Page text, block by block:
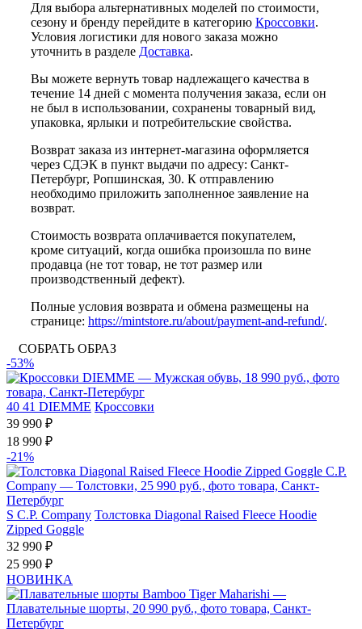
Для выбора альтернативных моделей по стоимости,
сезону и бренду перейдите в категорию Кроссовки.
Условия логистики для нового заказа можно
уточнить в разделе Доставка.
Вы можете вернуть товар надлежащего качества в
течение 14 дней с момента получения заказа, если он
не был в использовании, сохранены товарный вид,
упаковка, ярлыки и потребительские свойства.
Возврат заказа из интернет-магазина оформляется
через СДЭК в пункт выдачи по адресу: Санкт-
Петербург, Ропшинская, 30. К отправлению
необходимо приложить заполненное заявление на
возврат.
Стоимость возврата оплачивается покупателем,
кроме ситуаций, когда ошибка произошла по вине
продавца (не тот товар, не тот размер или
производственный дефект).
Полные условия возврата и обмена размещены на
странице: https://mintstore.ru/about/payment-and-refund/.
СОБРАТЬ ОБРАЗ
-53%
40 41 DIEMME Кроссовки
39 990 ₽
18 990 ₽
-21%
S C.P. Company Толстовка Diagonal Raised Fleece Hoodie
Zipped Goggle
32 990 ₽
25 990 ₽
НОВИНКА